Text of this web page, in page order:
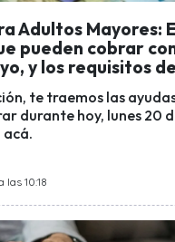
Adultos Mayores:
pueden cobrar
y los requisitos
te traemos las
durante hoy, lunes 20
acá.
las 10:18